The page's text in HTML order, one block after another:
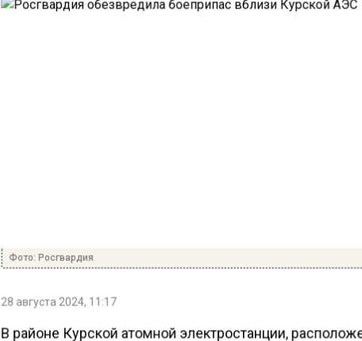
Фото: Росгвардия
28 августа 2024, 11:17
В районе Курской атомной электростанции,